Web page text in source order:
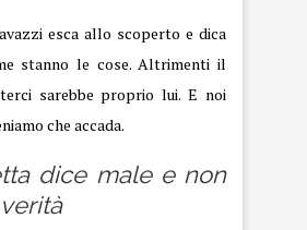
esca allo scoperto e dica
stanno le cose. Altrimenti il
sarebbe proprio lui. E noi
che accada.
dice male e non